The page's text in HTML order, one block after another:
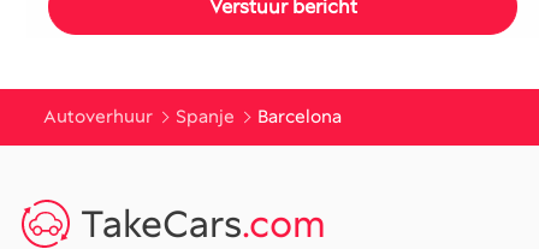
Autoverhuur Spanje Barcelona
TakeCars.com